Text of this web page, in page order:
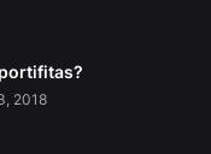
2018